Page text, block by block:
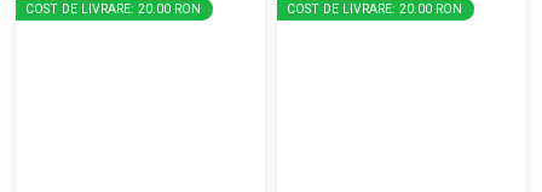
COST DE LIVRARE: 20.00 RON COST DE LIVRARE: 20.00 RON